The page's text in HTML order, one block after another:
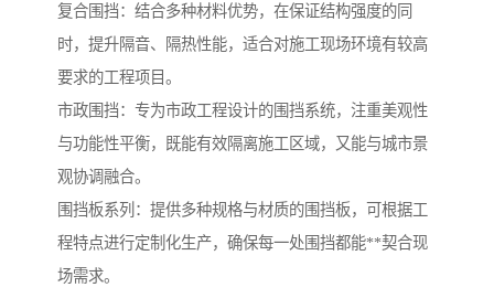
复合围挡：结合多种材料优势，在保证结构强度的同
时，提升隔音、隔热性能，适合对施工现场环境有较高
要求的工程项目。
市政围挡：专为市政工程设计的围挡系统，注重美观性
与功能性平衡，既能有效隔离施工区域，又能与城市景
观协调融合。
围挡板系列：提供多种规格与材质的围挡板，可根据工
程特点进行定制化生产，确保每一处围挡都能**契合现
场需求。